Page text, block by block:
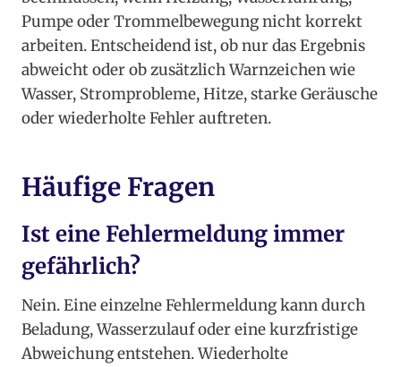
Pumpe oder Trommelbewegung nicht korrekt
arbeiten. Entscheidend ist, ob nur das Ergebnis
abweicht oder ob zusätzlich Warnzeichen wie
Wasser, Stromprobleme, Hitze, starke Geräusche
oder wiederholte Fehler auftreten.
Häufige Fragen
Ist eine Fehlermeldung immer
gefährlich?
Nein. Eine einzelne Fehlermeldung kann durch
Beladung, Wasserzulauf oder eine kurzfristige
Abweichung entstehen. Wiederholte